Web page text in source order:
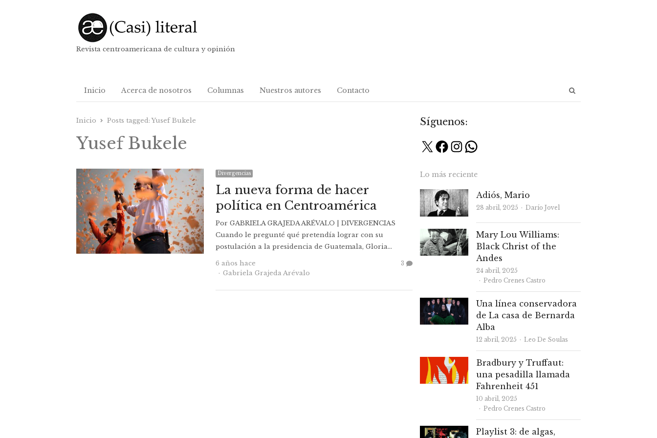
Revista centroamericana de cultura y opinión
Inicio Acerca de nosotros Columnas Nuestros autores Contacto
Inicio Posts tagged:Yusef Bukele
Yusef Bukele
Divergencias
La nueva forma de hacer
política en Centroamérica
Por GABRIELA GRAJEDA ARÉVALO | DIVERGENCIAS
Cuando le pregunté qué pretendía lograr con su
postulación a la presidencia de Guatemala, Gloria…
6 años hace
Autor
Gabriela Grajeda Arévalo
3
Síguenos:
X Facebook
Instagram
WhatsApp
Lo más reciente
Adiós, Mario
28 abril, 2025 Autor
Darío Jovel
Mary Lou Williams:
Black Christ of the
Andes
24 abril, 2025
Autor
Pedro Crenes Castro
Una línea conservadora
de La casa de Bernarda
Alba
12 abril, 2025 Autor
Leo De Soulas
Bradbury y Truffaut:
una pesadilla llamada
Fahrenheit 451
10 abril, 2025
Autor
Pedro Crenes Castro
Playlist 3: de algas,